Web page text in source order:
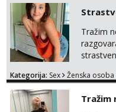
Tražim
Voljela
ispod i
Kategorija: Sex Ženska
Tražim